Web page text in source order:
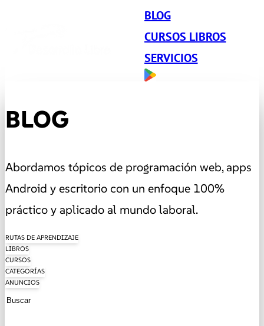
BLOG
CURSOS LIBROS
SERVICIOS
BLOG
Abordamos tópicos de programación web, apps
Android y escritorio con un enfoque 100%
práctico y aplicado al mundo laboral.
RUTAS DE APRENDIZAJE
LIBROS
CURSOS
CATEGORÍAS
ANUNCIOS